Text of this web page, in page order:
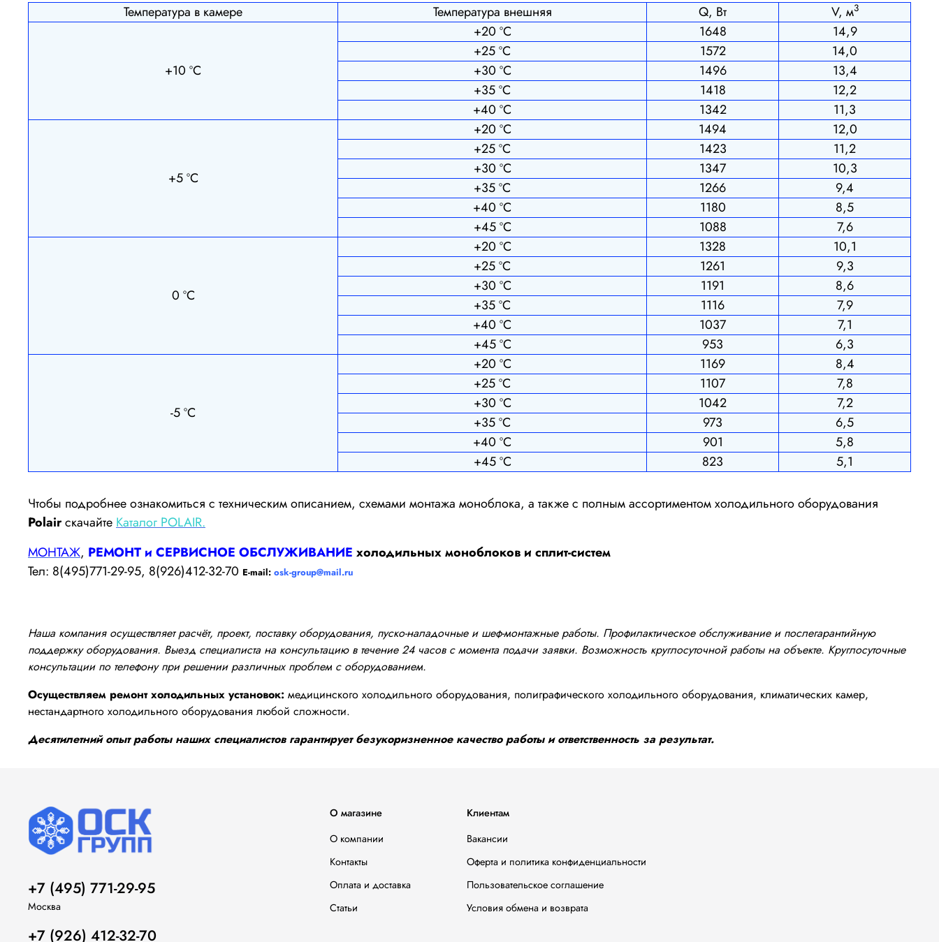
Температура в камере
Температура внешняя Q, Вт V, м3
+10 ºС
+20 ºС 1648
14,9
+25 ºС
1572
14,0
+30 ºС
1496
13,4
+35 ºС
1418
12,2
+40 ºС
1342 11,3
+5 ºС
+20 ºС 1494
12,0
+25 ºС
1423
11,2
+30 ºС
1347
10,3
+35 ºС
1266
9,4
+40 ºС
1180
8,5
+45 ºС
1088 7,6
0 ºС
+20 ºС 1328
10,1
+25 ºС
1261
9,3
+30 ºС
1191
8,6
+35 ºС
1116
7,9
+40 ºС
1037
7,1
+45 ºС
953 6,3
-5 ºС
+20 ºС 1169
8,4
+25 ºС
1107
7,8
+30 ºС
1042
7,2
+35 ºС
973
6,5
+40 ºС
901
5,8
+45 ºС
823 5,1
Чтобы подробнее ознакомиться с техническим описанием, схемами монтажа моноблока, а также с полным ассортиментом холодильного оборудования
Polairскачайте Каталог POLAIR.
МОНТАЖ, РЕМОНТ и СЕРВИСНОЕ ОБСЛУЖИВАНИЕ холодильных моноблоков и сплит-систем
Тел: 8(495)771-29-95, 8(926)412-32-70 E-mail: osk-group@mail.ru
Наша компания осуществляет расчёт, проект, поставку оборудования, пуско-наладочные и шеф-монтажные работы. Профилактическое обслуживание и послегарантийную
поддержку оборудования. Выезд специалиста на консультацию в течение 24 часов с момента подачи заявки. Возможность круглосуточной работы на объекте. Круглосуточные
консультации по телефону при решении различных проблем с оборудованием.
Осуществляем ремонт холодильных установок: медицинского холодильного оборудования, полиграфического холодильного оборудования, климатических камер,
нестандартного холодильного оборудования любой сложности.
Десятилетний опыт работы наших специалистов гарантирует безукоризненное качество работы и ответственность за результат.
О магазине
О компании
Контакты
Оплата и доставка
Статьи
Клиентам
Вакансии
Оферта и политика конфиденциальности
Пользовательское соглашение
Условия обмена и возврата
+7 (495) 771-29-95
Москва
+7 (926) 412-32-70